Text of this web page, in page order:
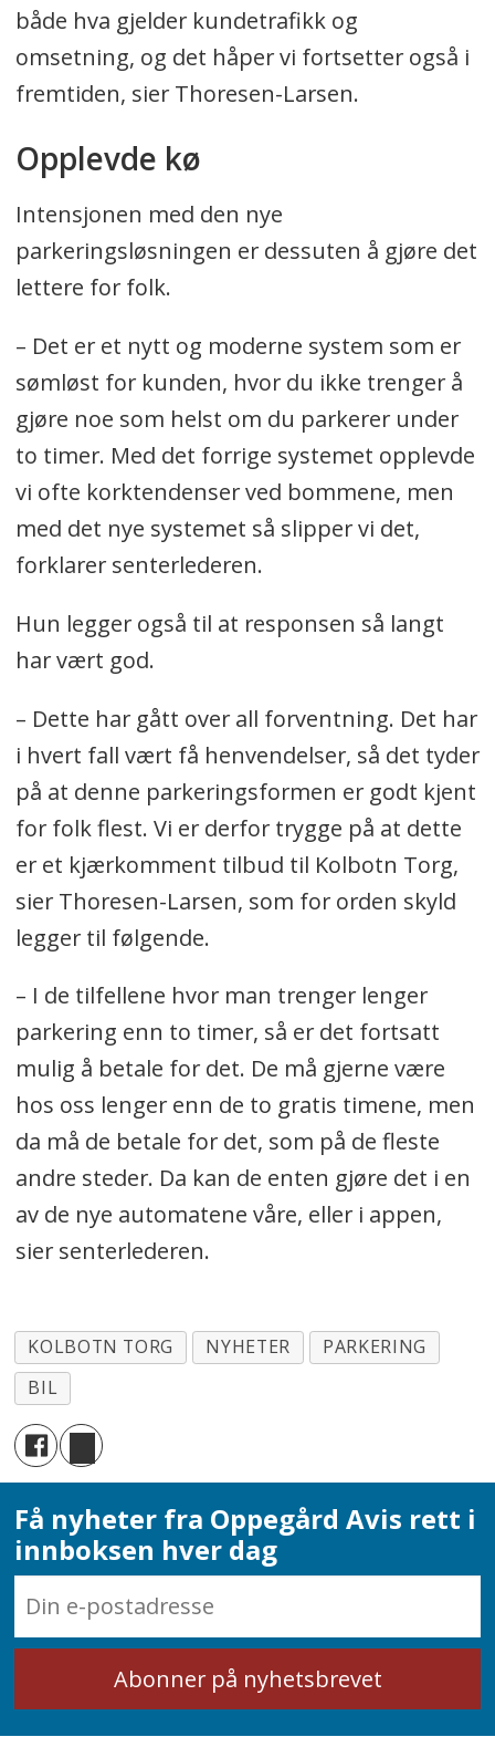
både hva gjelder kundetrafikk og
omsetning, og det håper vi fortsetter også i
fremtiden, sier Thoresen-Larsen.
Opplevde kø
Intensjonen med den nye
parkeringsløsningen er dessuten å gjøre det
lettere for folk.
– Det er et nytt og moderne system som er
sømløst for kunden, hvor du ikke trenger å
gjøre noe som helst om du parkerer under
to timer. Med det forrige systemet opplevde
vi ofte korktendenser ved bommene, men
med det nye systemet så slipper vi det,
forklarer senterlederen.
Hun legger også til at responsen så langt
har vært god.
– Dette har gått over all forventning. Det har
i hvert fall vært få henvendelser, så det tyder
på at denne parkeringsformen er godt kjent
for folk flest. Vi er derfor trygge på at dette
er et kjærkomment tilbud til Kolbotn Torg,
sier Thoresen-Larsen, som for orden skyld
legger til følgende.
– I de tilfellene hvor man trenger lenger
parkering enn to timer, så er det fortsatt
mulig å betale for det. De må gjerne være
hos oss lenger enn de to gratis timene, men
da må de betale for det, som på de fleste
andre steder. Da kan de enten gjøre det i en
av de nye automatene våre, eller i appen,
sier senterlederen.
KOLBOTN TORG NYHETER
PARKERING
BIL
Få nyheter fra Oppegård Avis rett i
innboksen hver dag